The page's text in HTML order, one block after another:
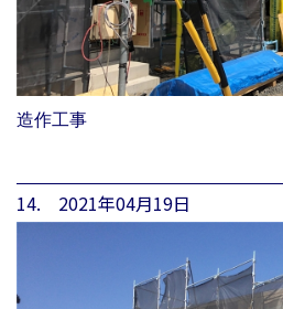
造作工事
14. 2021年04月19日